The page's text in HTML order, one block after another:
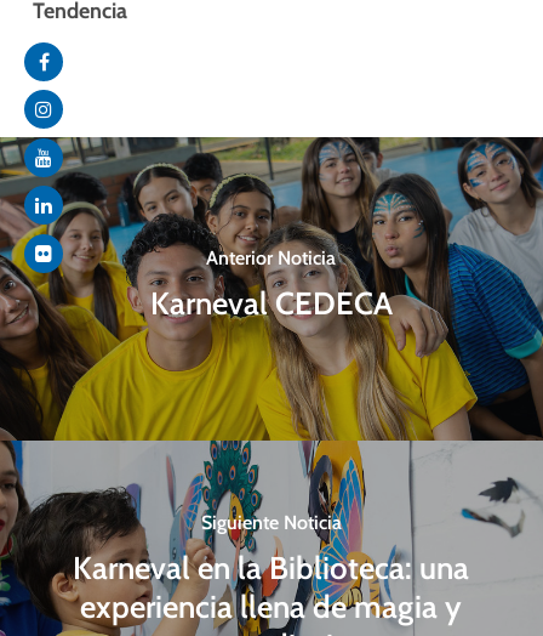
Tendencia
Anterior Noticia
Karneval CEDECA
Siguiente Noticia
Karneval en la Biblioteca: una
experiencia llena de magia y